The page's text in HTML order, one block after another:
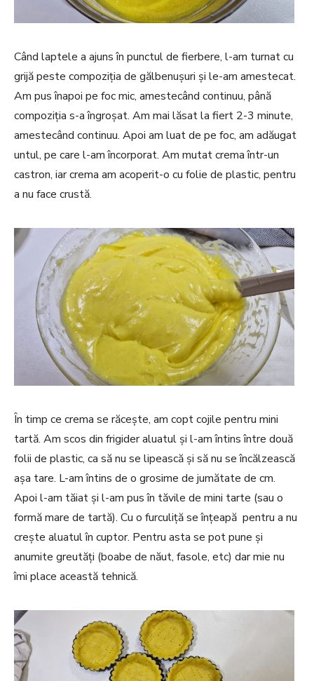
Când laptele a ajuns în punctul de fierbere, l-am turnat cu
grijă peste compoziția de gălbenușuri și le-am amestecat.
Am pus înapoi pe foc mic, amestecând continuu, până
compoziția s-a îngroșat. Am mai lăsat la fiert 2-3 minute,
amestecând continuu. Apoi am luat de pe foc, am adăugat
untul, pe care l-am încorporat. Am mutat crema într-un
castron, iar crema am acoperit-o cu folie de plastic, pentru
a nu face crustă.
În timp ce crema se răcește, am copt cojile pentru mini
tartă. Am scos din frigider aluatul și l-am întins între două
folii de plastic, ca să nu se lipească și să nu se încălzească
așa tare. L-am întins de o grosime de jumătate de cm.
Apoi l-am tăiat și l-am pus în tăvile de mini tarte (sau o
formă mare de tartă). Cu o furculiță se înțeapă pentru a nu
crește aluatul în cuptor. Pentru asta se pot pune și
anumite greutăți (boabe de năut, fasole, etc) dar mie nu
îmi place această tehnică.